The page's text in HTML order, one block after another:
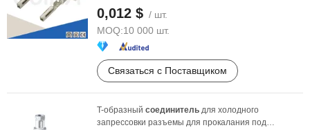
автомобильные ...
0,012 $ / шт.
MOQ:10 000 шт.
Связаться с Поставщиком
T-образный соединитель для холодного
запрессовки разъемы для прокалания под